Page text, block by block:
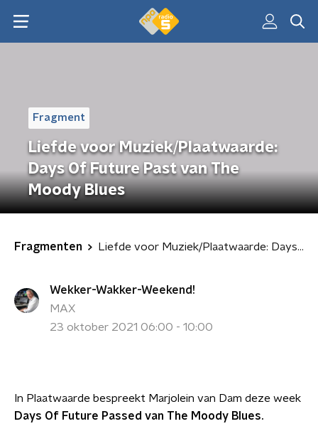
Fragment
Liefde voor Muziek/Plaatwaarde:
Days Of Future Past van The
Moody Blues
Fragmenten Liefde voor Muziek/Plaatwaarde: Days Of Future Past van The Moody Blues
Wekker-Wakker-Weekend!
MAX
23 oktober 2021 06:00 - 10:00
In Plaatwaarde bespreekt Marjolein van Dam deze week
Days Of Future Passed van The Moody Blues.